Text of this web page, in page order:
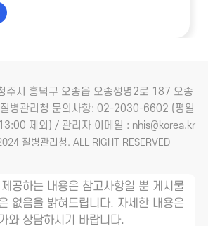
주시 흥덕구 오송읍 오송생명2로 187 오송
병관리청 문의사항: 02-2030-6602 (평일
제외) / 관리자 이메일 : nhis@korea.kr
질병관리청. ALL RIGHT RESERVED
공하는 내용은 참고사항일 뿐 게시물
없음을 밝혀드립니다. 자세한 내용은
와 상담하시기 바랍니다.